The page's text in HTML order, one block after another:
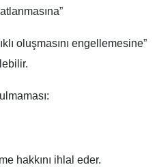
oluşmasını engellemesine”
hakkını ihlal eder.